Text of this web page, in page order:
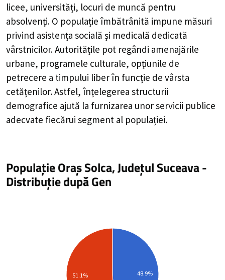
licee, universități, locuri de muncă pentru
absolvenți. O populație îmbătrânită impune măsuri
privind asistența socială și medicală dedicată
vârstnicilor. Autoritățile pot regândi amenajările
urbane, programele culturale, opțiunile de
petrecere a timpului liber în funcție de vârsta
cetățenilor. Astfel, înțelegerea structurii
demografice ajută la furnizarea unor servicii publice
adecvate fiecărui segment al populației.
Populație Oraș Solca, Județul Suceava-
Distribuțiedupă Gen
48.9%
51.1%